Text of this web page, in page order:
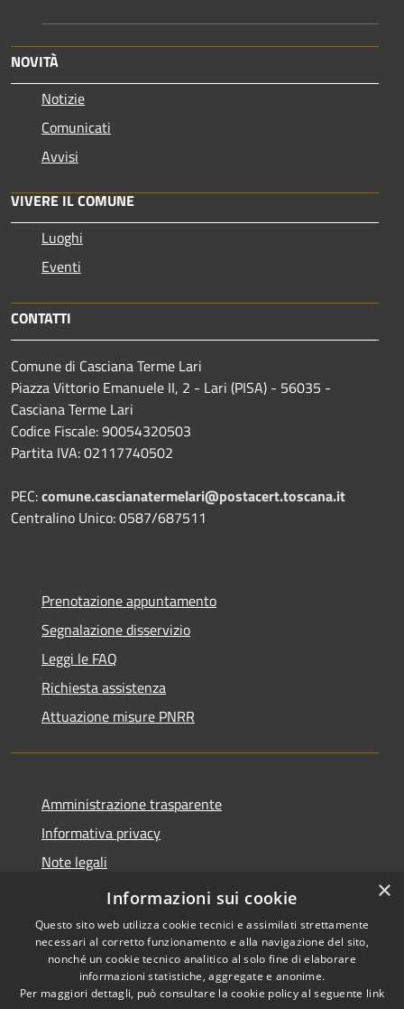
NOVITÀ
Notizie
Comunicati
Avvisi
VIVERE IL COMUNE
Luoghi
Eventi
CONTATTI
Comune di Casciana Terme Lari
Piazza Vittorio Emanuele II, 2 - Lari (PISA) - 56035 -
Casciana Terme Lari
Codice Fiscale: 90054320503
Partita IVA: 02117740502
PEC:comune.cascianatermelari@postacert.toscana.it
Centralino Unico: 0587/687511
Prenotazione appuntamento
Segnalazione disservizio
Leggi le FAQ
Richiesta assistenza
Attuazione misure PNRR
Amministrazione trasparente
Informativa privacy
Note legali
Dichiarazione di accessibilità
Accessibilità
Copyright © 2026 • Comune di
Casciana Terme Lari • Powered
×
Informazioni sui cookie
Questo sito web utilizza cookie tecnici e assimilati strettamente
necessari al corretto funzionamento e alla navigazione del sito,
nonché un cookie tecnico analitico al solo fine di elaborare
informazioni statistiche, aggregate e anonime.
Per maggiori dettagli, può consultare la cookie policy al seguente link